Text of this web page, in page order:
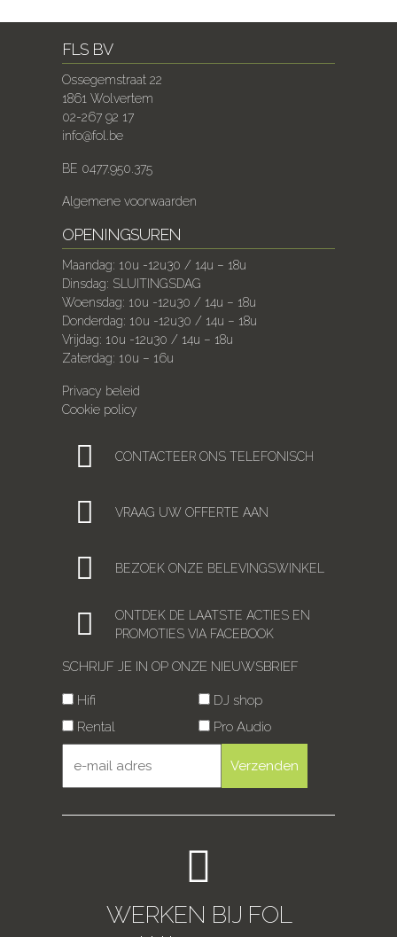
FLS BV
Ossegemstraat 22
1861 Wolvertem
02-267 92 17
info@fol.be
BE 0477.950.375
Algemene voorwaarden
OPENINGSUREN
Maandag: 10u -12u30 / 14u – 18u
Dinsdag: SLUITINGSDAG
Woensdag: 10u -12u30 / 14u – 18u
Donderdag: 10u -12u30 / 14u – 18u
Vrijdag: 10u -12u30 / 14u – 18u
Zaterdag: 10u – 16u
Privacy beleid
Cookie policy
CONTACTEER ONS TELEFONISCH
VRAAG UW OFFERTE AAN
BEZOEK ONZE BELEVINGSWINKEL
ONTDEK DE LAATSTE ACTIES EN
PROMOTIES VIA FACEBOOK
SCHRIJF JE IN OP ONZE NIEUWSBRIEF
Hifi
DJ shop
Rental
Pro Audio
WERKEN BIJ FOL